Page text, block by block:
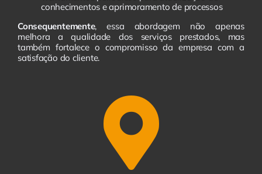
conhecimentos e aprimoramento de processos
Consequentemente, essa abordagem não apenas
melhora a qualidade dos serviços prestados, mas
também fortalece o compromisso da empresa com a
satisfação do cliente.